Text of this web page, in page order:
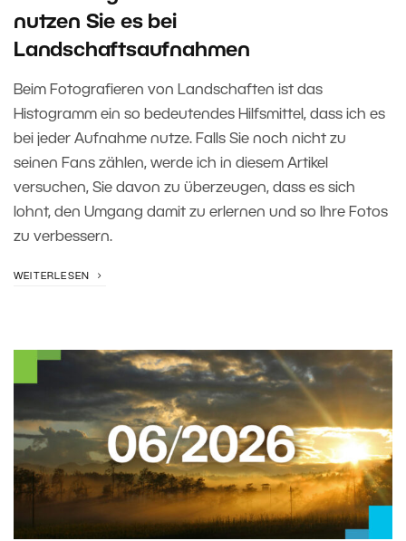
nutzen Sie es bei
Landschaftsaufnahmen
Beim Fotografieren von Landschaften ist das
Histogramm ein so bedeutendes Hilfsmittel, dass ich es
bei jeder Aufnahme nutze. Falls Sie noch nicht zu
seinen Fans zählen, werde ich in diesem Artikel
versuchen, Sie davon zu überzeugen, dass es sich
lohnt, den Umgang damit zu erlernen und so Ihre Fotos
zu verbessern.
WEITERLESEN